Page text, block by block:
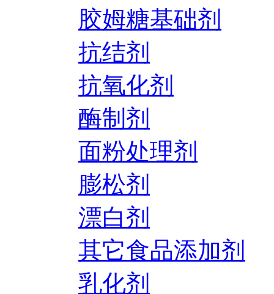
胶姆糖基础剂
抗结剂
抗氧化剂
酶制剂
面粉处理剂
膨松剂
漂白剂
其它食品添加剂
乳化剂